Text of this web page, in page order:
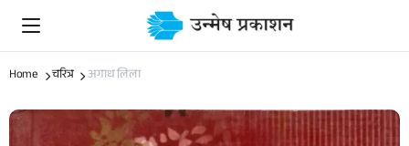
Home चरित्र अगाध लिला